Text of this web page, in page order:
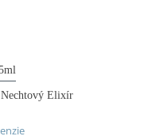
Elixír